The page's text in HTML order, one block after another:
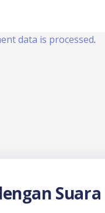
data is processed.